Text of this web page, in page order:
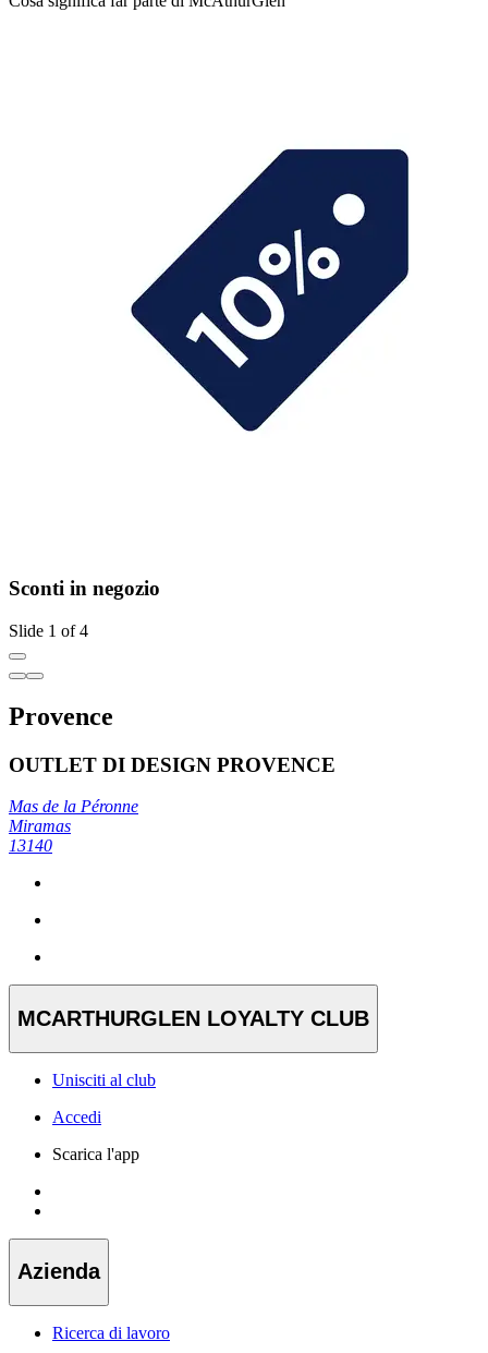
Sconti in negozio
Slide 1 of 4
Provence
OUTLET DI DESIGN PROVENCE
Mas de la Péronne
Miramas
13140
MCARTHURGLEN LOYALTY CLUB
Unisciti al club
Accedi
Scarica l'app
Azienda
Ricerca di lavoro